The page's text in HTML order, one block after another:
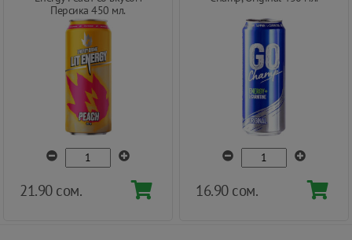
Персика 450 мл.
21.90 сом. 16.90 сом.